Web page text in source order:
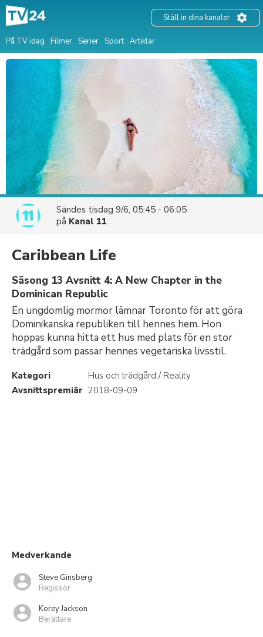
På TV idag Filmer Serier Sport Artiklar
Ställ in dina kanaler
Sändes tisdag 9/6, 05:45 - 06:05
på Kanal 11
Caribbean Life
Säsong 13 Avsnitt 4: A New Chapter in the
Dominican Republic
En ungdomlig mormor lämnar Toronto för att göra
Dominikanska republiken till hennes hem. Hon
hoppas kunna hitta ett hus med plats för en stor
trädgård som passar hennes vegetariska livsstil.
Kategori
Hus och trädgård / Reality
Avsnittspremiär 2018-09-09
Medverkande
Steve Ginsberg
Regissör
Korey Jackson
Berättare